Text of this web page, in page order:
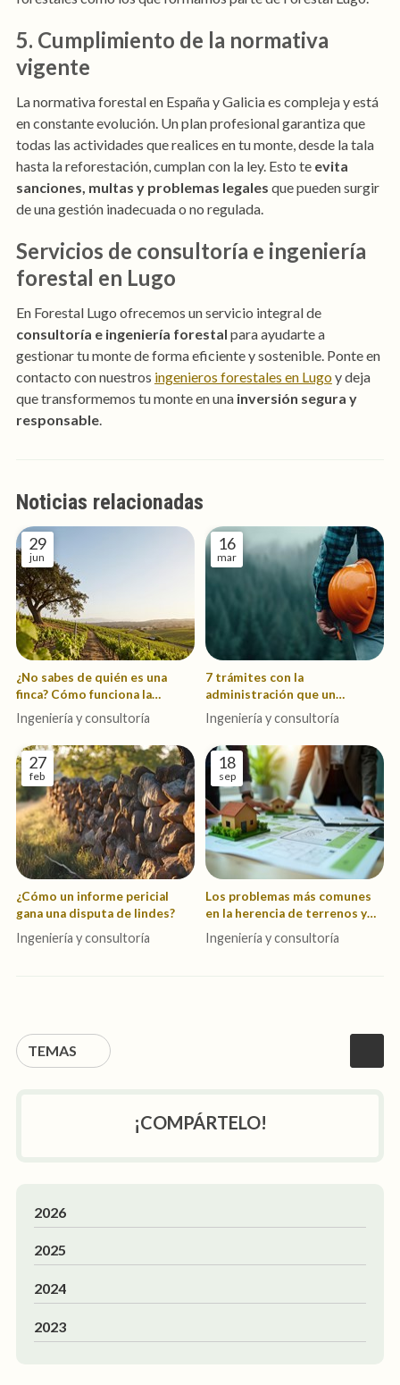
TEMAS
5. Cumplimiento de la normativa
vigente
La normativa forestal en España y Galicia es compleja y está
en constante evolución. Un plan profesional garantiza que
todas las actividades que realices en tu monte, desde la tala
hasta la reforestación, cumplan con la ley. Esto te evita
sanciones, multas y problemas legales que pueden surgir
de una gestión inadecuada o no regulada.
Servicios de consultoría e ingeniería
forestal en Lugo
En Forestal Lugo ofrecemos un servicio integral de
consultoría e ingeniería forestal para ayudarte a
gestionar tu monte de forma eficiente y sostenible. Ponte en
contacto con nuestros ingenieros forestales en Lugoy deja
que transformemos tu monte en una inversión segura y
responsable.
Noticias relacionadas
29
jun
¿No sabes de quién es una
finca? Cómo funciona la
investigación de titularidad
Ingeniería y consultoría
16
mar
7 trámites con la
administración que un
ingeniero forestal agilizará
por ti
Ingeniería y consultoría
27
feb
¿Cómo un informe pericial
gana una disputa de lindes?
Ingeniería y consultoría
18
sep
Los problemas más comunes
en la herencia de terrenos y
cómo solucionarlos
Ingeniería y consultoría
¡COMPÁRTELO!
2026
2025
2024
2023